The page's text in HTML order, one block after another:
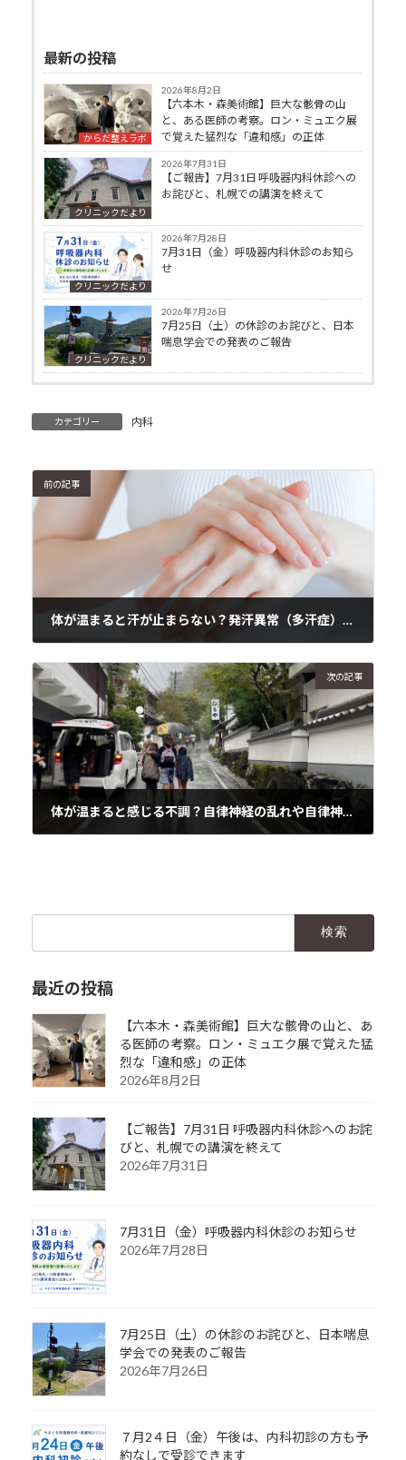
最新の投稿
からだ整えラボ
2026年8月2日
【六本木・森美術館】巨大な骸骨の山
と、ある医師の考察。ロン・ミュエク展
で覚えた猛烈な「違和感」の正体
クリニックだより
2026年7月31日
【ご報告】7月31日 呼吸器内科休診への
お詫びと、札幌での講演を終えて
クリニックだより
2026年7月28日
7月31日（金）呼吸器内科休診のお知ら
せ
クリニックだより
2026年7月26日
7月25日（土）の休診のお詫びと、日本
喘息学会での発表のご報告
カテゴリー 内科
前の記事
体が温まると汗が止まらない？発汗異常（多汗症）について
次の記事
体が温まると感じる不調？自律神経の乱れや自律神経失調症について
最近の投稿
【六本木・森美術館】巨大な骸骨の山と、あ
る医師の考察。ロン・ミュエク展で覚えた猛
烈な「違和感」の正体
2026年8月2日
【ご報告】7月31日 呼吸器内科休診へのお詫
びと、札幌での講演を終えて
2026年7月31日
7月31日（金）呼吸器内科休診のお知らせ
2026年7月28日
7月25日（土）の休診のお詫びと、日本喘息
学会での発表のご報告
2026年7月26日
７月2４日（金）午後は、内科初診の方も予
約なしで受診できます